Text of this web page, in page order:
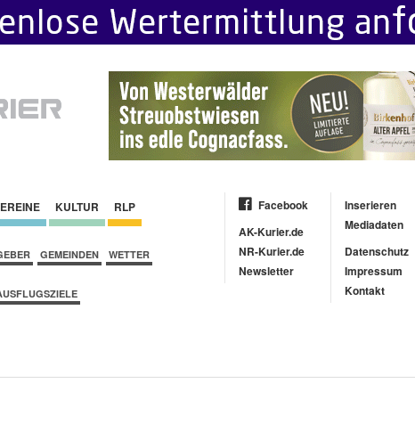
KULTUR RLP
GEMEINDEN WETTER
Facebook
AK-Kurier.de
NR-Kurier.de
Newsletter
Inserieren
Mediadaten
Datenschutz
Impressum
Kontakt